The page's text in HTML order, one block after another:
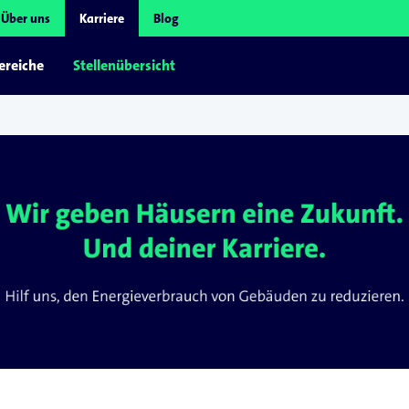
Über uns Karriere Blog
Stellenübersicht